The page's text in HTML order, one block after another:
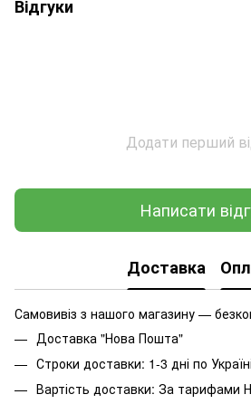
Відгуки
Додати перший
Написати
Доставка
Самовивіз з нашого магазину —
Доставка "Нова Пошта"
Строки доставки: 1-3 дні по Україні
Вартість доставки: За тарифами